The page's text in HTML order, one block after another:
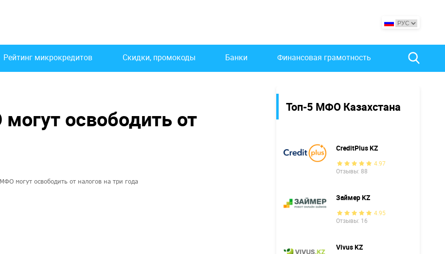
Рейтинг микрокредитов Скидки, промокоды Банки Финансовая грамотность
Топ-5 МФО Казахстана
CreditPlus KZ
4.97
Отзывы: 88
Займер KZ
4.95
Отзывы: 16
Vivus KZ
освободить от
могут освободить от налогов на три года